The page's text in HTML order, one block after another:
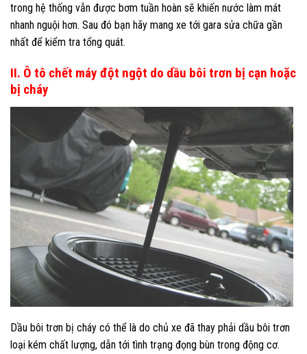
trong hệ thống vẫn được bơm tuần hoàn sẽ khiến nước làm mát
nhanh nguội hơn. Sau đó bạn hãy mang xe tới gara sửa chữa gần
nhất để kiểm tra tổng quát.
II. Ô tô chết máy đột ngột do dầu bôi trơn bị cạn hoặc
bị cháy
Dầu bôi trơn bị cháy có thể là do chủ xe đã thay phải dầu bôi trơn
loại kém chất lượng, dẫn tới tình trạng đọng bùn trong động cơ.